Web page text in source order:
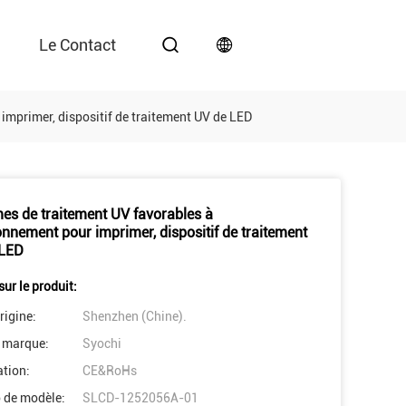
Le Contact
dispositif de traitement UV de LED
de traitement UV favorables à
pour imprimer, dispositif de traitement
le produit:
Shenzhen (Chine).
Syochi
CE&RoHs
modèle:
SLCD-1252056A-01